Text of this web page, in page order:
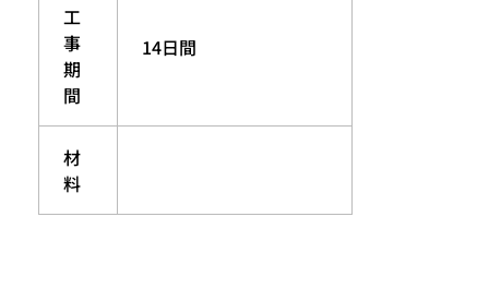
工
事
期
間
14日間
材
料